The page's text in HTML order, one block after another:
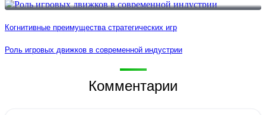
Когнитивные преимущества стратегических игр
Роль игровых движков в современной индустрии
Комментарии